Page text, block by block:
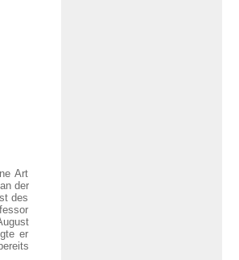
Art
der
des
er